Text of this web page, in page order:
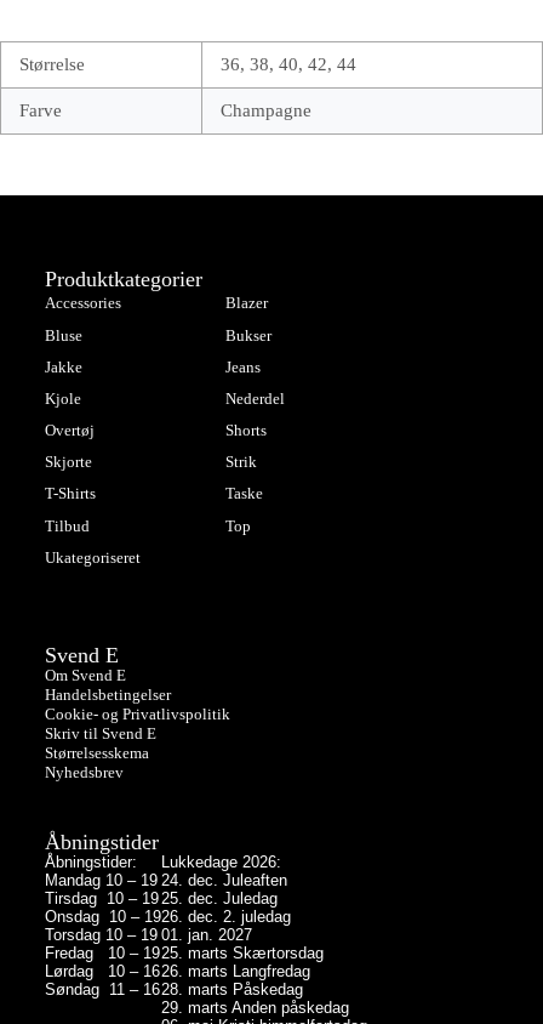
Størrelse 36, 38, 40, 42, 44
Farve Champagne
Produktkategorier
Accessories
Blazer
Bluse
Bukser
Jakke
Jeans
Kjole
Nederdel
Overtøj
Shorts
Skjorte
Strik
T-Shirts
Taske
Tilbud
Top
Ukategoriseret
Svend E
Om Svend E
Handelsbetingelser
Cookie- og Privatlivspolitik
Skriv til Svend E
Størrelsesskema
Nyhedsbrev
Åbningstider
Åbningstider:
Mandag 10 – 19
Tirsdag 10 – 19
Onsdag 10 – 19
Torsdag 10 – 19
Fredag 10 – 19
Lørdag 10 – 16
Søndag 11 – 16
Lukkedage 2026:
24. dec. Juleaften
25. dec. Juledag
26. dec. 2. juledag
01. jan. 2027
25. marts Skærtorsdag
26. marts Langfredag
28. marts Påskedag
29. marts Anden påskedag